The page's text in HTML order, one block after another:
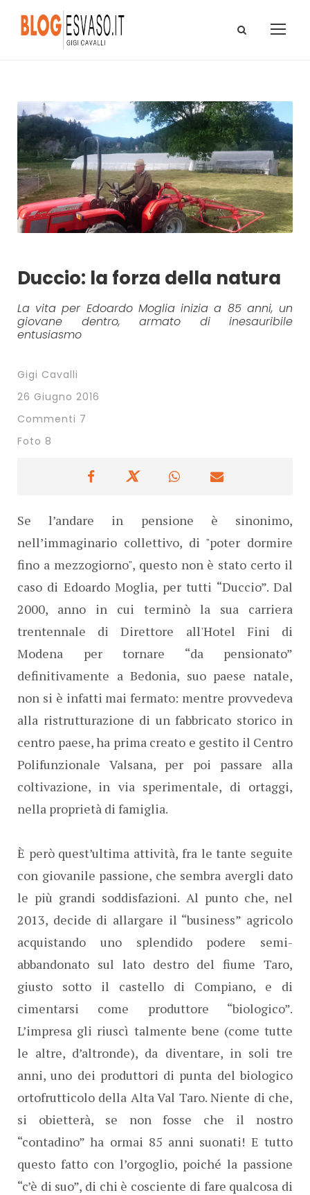
Duccio: la forza della natura
La vita per Edoardo Moglia inizia a 85 anni, un
giovane dentro, armato di inesauribile
entusiasmo
Gigi Cavalli
26 Giugno 2016
Commenti 7
Foto 8
Se l’andare in pensione è sinonimo,
nell’immaginario collettivo, di "poter dormire
fino a mezzogiorno", questo non è stato certo il
caso di Edoardo Moglia, per tutti “Duccio”. Dal
2000, anno in cui terminò la sua carriera
trentennale di Direttore all'Hotel Fini di
Modena per tornare “da pensionato”
definitivamente a Bedonia, suo paese natale,
non si è infatti mai fermato: mentre provvedeva
alla ristrutturazione di un fabbricato storico in
centro paese, ha prima creato e gestito il Centro
Polifunzionale Valsana, per poi passare alla
coltivazione, in via sperimentale, di ortaggi,
nella proprietà di famiglia.
È però quest’ultima attività, fra le tante seguite
con giovanile passione, che sembra avergli dato
le più grandi soddisfazioni. Al punto che, nel
2013, decide di allargare il “business” agricolo
acquistando uno splendido podere semi-
abbandonato sul lato destro del fiume Taro,
giusto sotto il castello di Compiano, e di
cimentarsi come produttore “biologico”.
L’impresa gli riuscì talmente bene (come tutte
le altre, d’altronde), da diventare, in soli tre
anni, uno dei produttori di punta del biologico
ortofrutticolo della Alta Val Taro. Niente di che,
si obietterà, se non fosse che il nostro
“contadino” ha ormai 85 anni suonati! E tutto
questo fatto con l’orgoglio, poiché la passione
“c’è di suo”, di chi è cosciente di fare qualcosa di